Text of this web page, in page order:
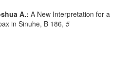
A.: A New Interpretation for a
in Sinuhe, B 186, 5